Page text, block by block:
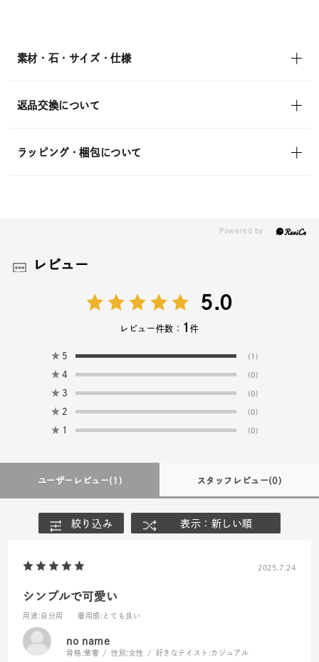
素材・石・サイズ・仕様
返品交換について
ラッピング・梱包について
レビュー
5.0
レビュー件数： 1件
★ 5 (1)
★ 4 (0)
★ 3 (0)
★ 2 (0)
★ 1 (0)
ユーザーレビュー(1) スタッフレビュー(0)
絞り込み 表示：新しい順
2025.7.24
シンプルで可愛い
用途 :自分用 着用感 :とても良い
no name
骨格:華奢 性別: 女性 好きなテイスト: カジュアル